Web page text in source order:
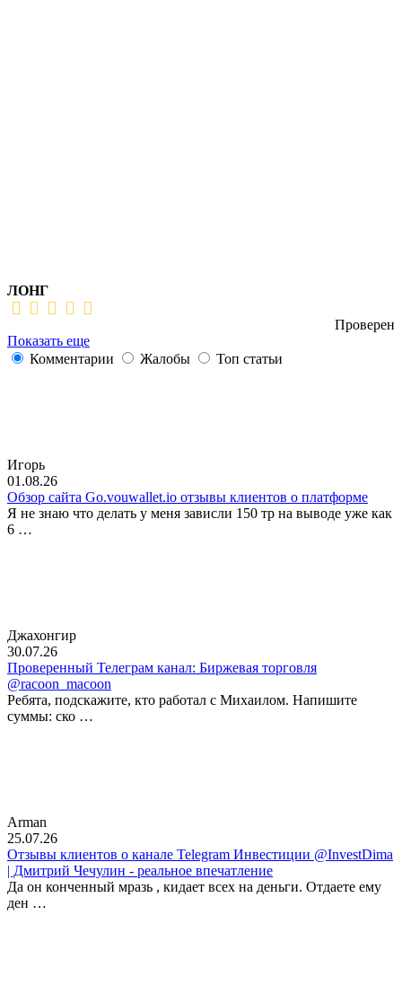
ЛОНГ
Проверен
Показать еще
Комментарии
Жалобы Топ статьи
Игорь
01.08.26
Обзор сайта Go.vouwallet.io отзывы клиентов о платформе
Я не знаю что делать у меня зависли 150 тр на выводе уже как
6 …
Джахонгир
30.07.26
Проверенный Телеграм канал: Биржевая торговля
@racoon_macoon
Ребята, подскажите, кто работал с Михаилом. Напишите
суммы: ско …
Arman
25.07.26
Отзывы клиентов о канале Telegram Инвестиции @InvestDima
| Дмитрий Чечулин - реальное впечатление
Да он конченный мразь , кидает всех на деньги. Отдаете ему
ден …